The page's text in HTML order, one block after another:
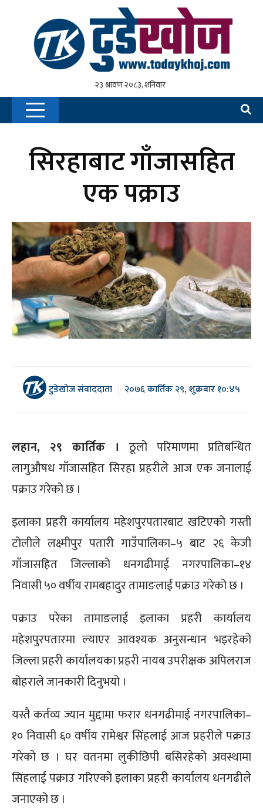
सिरहाबाट गाँजासहित
एक पक्राउ
टुडेखोज संवाददाता २०७६ कार्तिक २९, शुक्रबार १०:४५
लहान, २९ कार्तिक । ठूलो परिमाणमा प्रतिबन्धित
लागुऔषध गाँजासहित सिरहा प्रहरीले आज एक जनालाई
पक्राउ गरेको छ ।
इलाका प्रहरी कार्यालय महेशपुरपतारबाट खटिएको गस्ती
टोलीले लक्ष्मीपुर पतारी गाउँपालिका–५ बाट २६ केजी
गाँजासहित जिल्लाको धनगढीमाई नगरपालिका–१४
निवासी ५० वर्षीय रामबहादुर तामाङलाई पक्राउ गरेको छ ।
पक्राउ परेका तामाङलाई इलाका प्रहरी कार्यालय
महेशपुरपतारमा ल्याएर आवश्यक अनुसन्धान भइरहेको
जिल्ला प्रहरी कार्यालयका प्रहरी नायब उपरीक्षक अपिलराज
बोहराले जानकारी दिनुभयो ।
यस्तै कर्तव्य ज्यान मुद्दामा फरार धनगढीमाई नगरपालिका–
१० निवासी ६० वर्षीय रामेश्वर सिंहलाई आज प्रहरीले पक्राउ
गरेको छ । घर वतनमा लुकीछिपी बसिरहेको अवस्थामा
सिंहलाई पक्राउ गरिएको इलाका प्रहरी कार्यालय धनगढीले
जनाएको छ ।